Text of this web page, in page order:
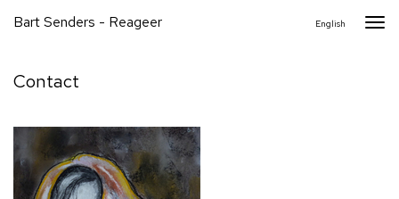
Bart Senders - Reageer English
Contact